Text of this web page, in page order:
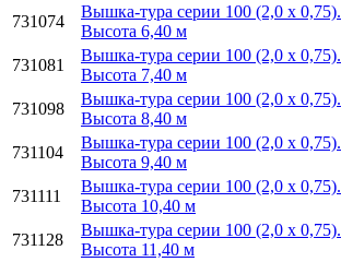
731074
Вышка-тура серии 100 (2,0 х 0,75).
Высота 6,40 м
731081
Вышка-тура серии 100 (2,0 х 0,75).
Высота 7,40 м
731098
Вышка-тура серии 100 (2,0 х 0,75).
Высота 8,40 м
731104
Вышка-тура серии 100 (2,0 х 0,75).
Высота 9,40 м
731111
Вышка-тура серии 100 (2,0 х 0,75).
Высота 10,40 м
731128
Вышка-тура серии 100 (2,0 х 0,75).
Высота 11,40 м